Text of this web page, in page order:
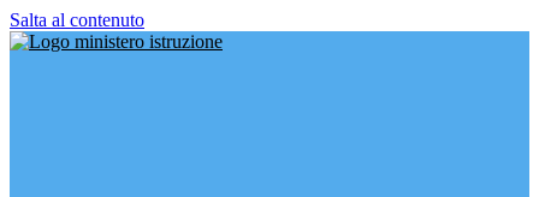
Salta al contenuto